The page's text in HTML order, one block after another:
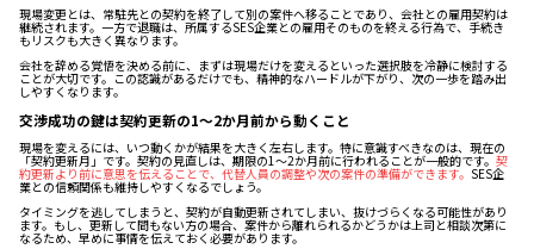
現場変更とは、常駐先との契約を終了して別の案件へ移ることであり、会社との雇用契約は
継続されます。一方で退職は、所属するSES企業との雇用そのものを終える行為で、手続き
もリスクも大きく異なります。
会社を辞める覚悟を決める前に、まずは現場だけを変えるといった選択肢を冷静に検討する
ことが大切です。この認識があるだけでも、精神的なハードルが下がり、次の一歩を踏み出
しやすくなります。
交渉成功の鍵は契約更新の1〜2か月前から動くこと
現場を変えるには、いつ動くかが結果を大きく左右します。特に意識すべきなのは、現在の
「契約更新月」です。契約の見直しは、期限の1〜2か月前に行われることが一般的です。 契
約更新より前に意思を伝えることで、代替人員の調整や次の案件の準備ができます。 SES企
業との信頼関係も維持しやすくなるでしょう。
タイミングを逃してしまうと、契約が自動更新されてしまい、抜けづらくなる可能性があり
ます。もし、更新して間もない方の場合、案件から離れられるかどうかは上司と相談次第に
なるため、早めに事情を伝えておく必要があります。